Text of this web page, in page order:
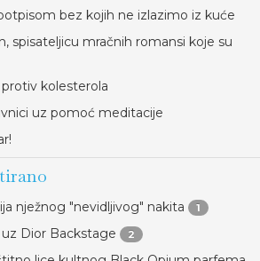
bez kojih ne izlazimo iz kuće
spisateljicu mračnih romansi koje su
kolesterola
uz pomoć meditacije
nježnog "nevidljivog" nakita 1
Dior Backstage 2